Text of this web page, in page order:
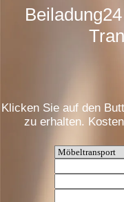
Klicken Sie auf den
zu erhalten.